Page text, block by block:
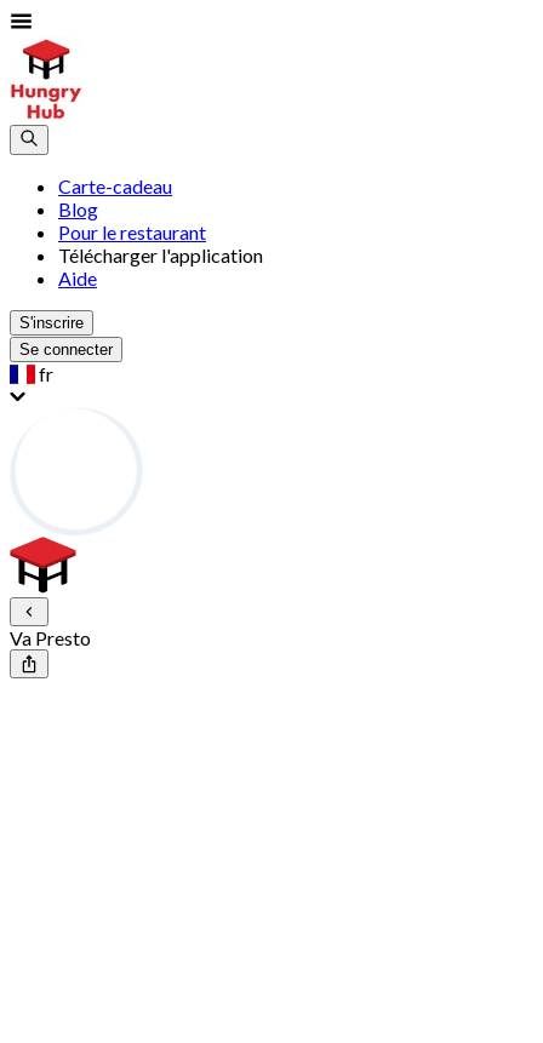
Carte-cadeau
Blog
Pour le restaurant
Télécharger l'application
Aide
S'inscrire
Se connecter
fr
Va Presto